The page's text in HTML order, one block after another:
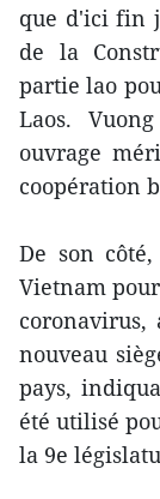
que d'ici fin
de la
partie lao
Laos.
ouvrage
coopération
De son
Vietnam
nouveau
pays,
été utilisé
la 9e